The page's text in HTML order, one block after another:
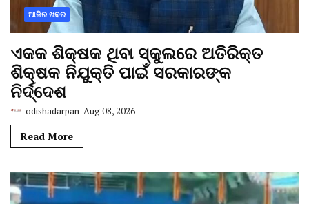
ଆଜିର ଖବର
ଏକକ ଶିକ୍ଷକ ଥିବା ସ୍କୁଲରେ ଅତିରିକ୍ତ
ଶିକ୍ଷକ ନିଯୁକ୍ତି ପାଇଁ ସରକାରଙ୍କ
ନିର୍ଦ୍ଦେଶ
odishadarpan Aug 08, 2026
Read More